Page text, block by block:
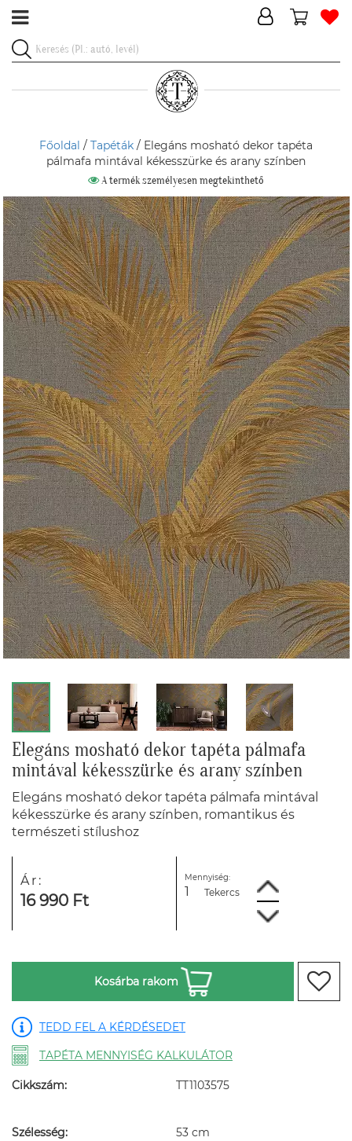
Főoldal / Tapéták / Elegáns mosható dekor tapéta
pálmafa mintával kékesszürke és arany színben
A termék személyesen megtekinthető
Elegáns mosható dekor tapéta pálmafa
mintával kékesszürke és arany színben
Elegáns mosható dekor tapéta pálmafa mintával
kékesszürke és arany színben, romantikus és
természeti stílushoz
Ár:
16 990 Ft
Mennyiség:
Tekercs
Kosárba rakom
TEDD FEL A KÉRDÉSEDET
TAPÉTA MENNYISÉG KALKULÁTOR
Cikkszám: TT1103575
Szélesség:
53 cm